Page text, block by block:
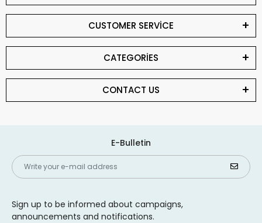
CUSTOMER SERVİCE
CATEGORİES
CONTACT US
E-Bulletin
Sign up to be informed about campaigns,
announcements and notifications.